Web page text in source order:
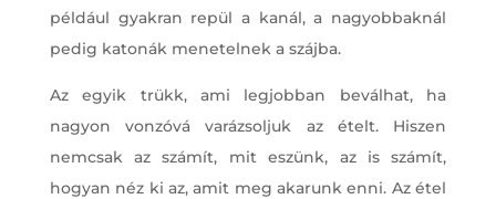
például gyakran repül a kanál, a nagyobbaknál
pedig katonák menetelnek a szájba.
Az egyik trükk, ami legjobban beválhat, ha
nagyon vonzóvá varázsoljuk az ételt. Hiszen
nemcsak az számít, mit eszünk, az is számít,
hogyan néz ki az, amit meg akarunk enni. Az étel